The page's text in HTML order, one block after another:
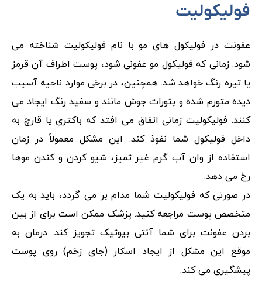
فولیکولیت
عفونت در فولیکول های مو با نام فولیکولیت شناخته می
شود. زمانی که فولیکول مو عفونی شود، پوست اطراف آن قرمز
یا تیره رنگ خواهد شد. همچنین، در برخی موارد ناحیه آسیب
دیده متورم شده و بثورات جوش مانند و سفید رنگ ایجاد می
کنند. فولیکولیت زمانی اتفاق می افتد که باکتری یا قارچ به
داخل فولیکول شما نفوذ کند. این مشکل معمولاً در زمان
استفاده از وان آب گرم غیر تمیز، شیو کردن و کندن موها
رخ می دهد.
در صورتی که فولیکولیت شما مدام بر می گردد، باید به یک
متخصص پوست مراجعه کنید. پزشک ممکن است برای از بین
بردن عفونت برای شما آنتی بیوتیک تجویز کند. درمان به
موقع این مشکل از ایجاد اسکار (جای زخم) روی پوست
پیشگیری می کند.